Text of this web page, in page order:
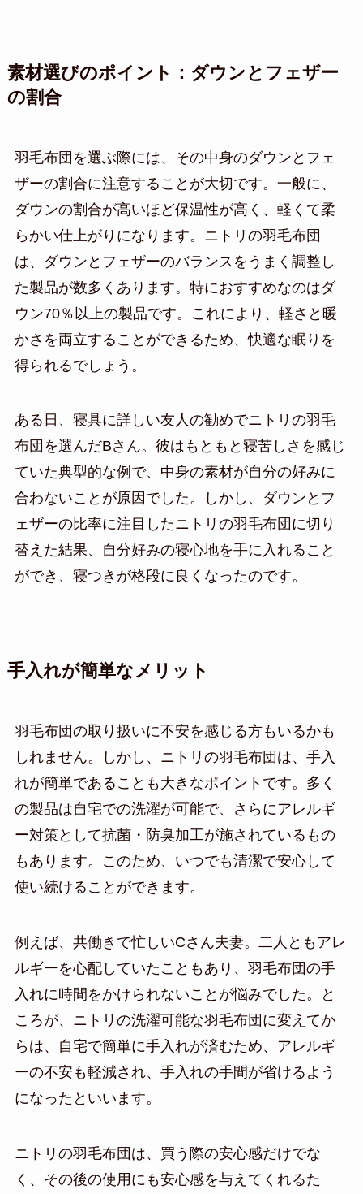
素材選びのポイント：ダウンとフェザー
の割合
羽毛布団を選ぶ際には、その中身のダウンとフェ
ザーの割合に注意することが大切です。一般に、
ダウンの割合が高いほど保温性が高く、軽くて柔
らかい仕上がりになります。ニトリの羽毛布団
は、ダウンとフェザーのバランスをうまく調整し
た製品が数多くあります。特におすすめなのはダ
ウン70％以上の製品です。これにより、軽さと暖
かさを両立することができるため、快適な眠りを
得られるでしょう。
ある日、寝具に詳しい友人の勧めでニトリの羽毛
布団を選んだBさん。彼はもともと寝苦しさを感じ
ていた典型的な例で、中身の素材が自分の好みに
合わないことが原因でした。しかし、ダウンとフ
ェザーの比率に注目したニトリの羽毛布団に切り
替えた結果、自分好みの寝心地を手に入れること
ができ、寝つきが格段に良くなったのです。
手入れが簡単なメリット
羽毛布団の取り扱いに不安を感じる方もいるかも
しれません。しかし、ニトリの羽毛布団は、手入
れが簡単であることも大きなポイントです。多く
の製品は自宅での洗濯が可能で、さらにアレルギ
ー対策として抗菌・防臭加工が施されているもの
もあります。このため、いつでも清潔で安心して
使い続けることができます。
例えば、共働きで忙しいCさん夫妻。二人ともアレ
ルギーを心配していたこともあり、羽毛布団の手
入れに時間をかけられないことが悩みでした。と
ころが、ニトリの洗濯可能な羽毛布団に変えてか
らは、自宅で簡単に手入れが済むため、アレルギ
ーの不安も軽減され、手入れの手間が省けるよう
になったといいます。
ニトリの羽毛布団は、買う際の安心感だけでな
く、その後の使用にも安心感を与えてくれるた